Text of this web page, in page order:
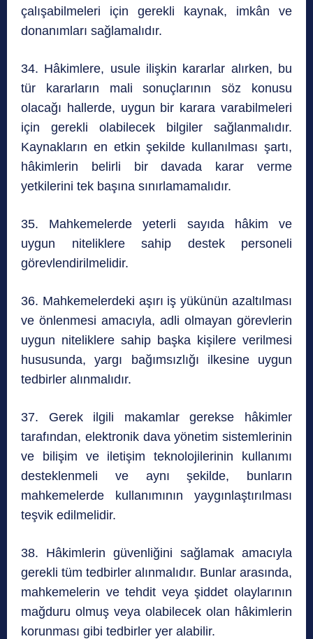
çalışabilmeleri için gerekli kaynak, imkân ve
donanımları sağlamalıdır.
34. Hâkimlere, usule ilişkin kararlar alırken, bu
tür kararların mali sonuçlarının söz konusu
olacağı hallerde, uygun bir karara varabilmeleri
için gerekli olabilecek bilgiler sağlanmalıdır.
Kaynakların en etkin şekilde kullanılması şartı,
hâkimlerin belirli bir davada karar verme
yetkilerini tek başına sınırlamamalıdır.
35. Mahkemelerde yeterli sayıda hâkim ve
uygun niteliklere sahip destek personeli
görevlendirilmelidir.
36. Mahkemelerdeki aşırı iş yükünün azaltılması
ve önlenmesi amacıyla, adli olmayan görevlerin
uygun niteliklere sahip başka kişilere verilmesi
hususunda, yargı bağımsızlığı ilkesine uygun
tedbirler alınmalıdır.
37. Gerek ilgili makamlar gerekse hâkimler
tarafından, elektronik dava yönetim sistemlerinin
ve bilişim ve iletişim teknolojilerinin kullanımı
desteklenmeli ve aynı şekilde, bunların
mahkemelerde kullanımının yaygınlaştırılması
teşvik edilmelidir.
38. Hâkimlerin güvenliğini sağlamak amacıyla
gerekli tüm tedbirler alınmalıdır. Bunlar arasında,
mahkemelerin ve tehdit veya şiddet olaylarının
mağduru olmuş veya olabilecek olan hâkimlerin
korunması gibi tedbirler yer alabilir.